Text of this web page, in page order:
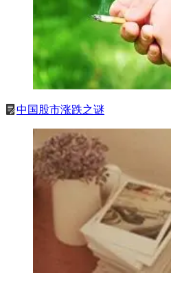
中国股市涨跌之谜